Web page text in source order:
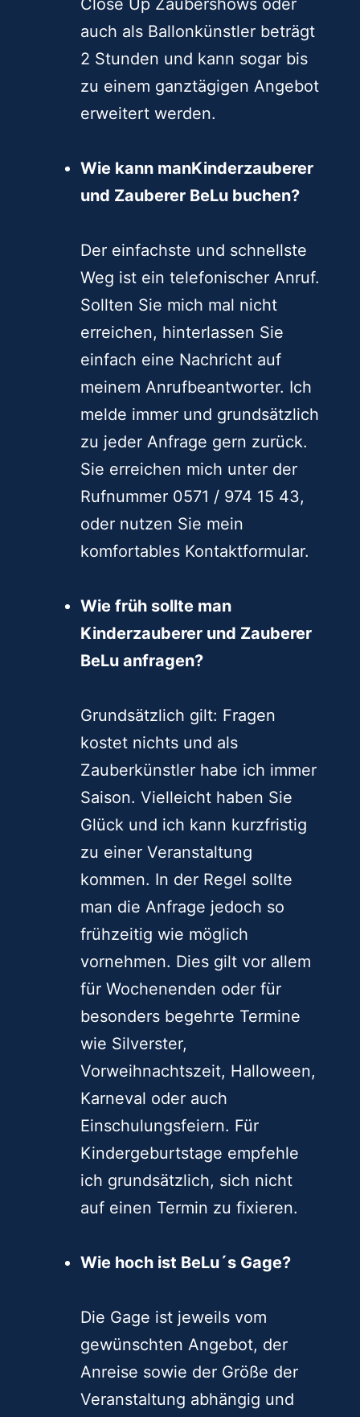
Close Up Zaubershows oder
auch als Ballonkünstler beträgt
2 Stunden und kann sogar bis
zu einem ganztägigen Angebot
erweitert werden.
Wie kann manKinderzauberer
und Zauberer BeLu buchen?
Der einfachste und schnellste
Weg ist ein telefonischer Anruf.
Sollten Sie mich mal nicht
erreichen, hinterlassen Sie
einfach eine Nachricht auf
meinem Anrufbeantworter. Ich
melde immer und grundsätzlich
zu jeder Anfrage gern zurück.
Sie erreichen mich unter der
Rufnummer 0571 / 974 15 43,
oder nutzen Sie mein
komfortables Kontaktformular.
Wie früh sollte man
Kinderzauberer und Zauberer
BeLu anfragen?
Grundsätzlich gilt: Fragen
kostet nichts und als
Zauberkünstler habe ich immer
Saison. Vielleicht haben Sie
Glück und ich kann kurzfristig
zu einer Veranstaltung
kommen. In der Regel sollte
man die Anfrage jedoch so
frühzeitig wie möglich
vornehmen. Dies gilt vor allem
für Wochenenden oder für
besonders begehrte Termine
wie Silverster,
Vorweihnachtszeit, Halloween,
Karneval oder auch
Einschulungsfeiern. Für
Kindergeburtstage empfehle
ich grundsätzlich, sich nicht
auf einen Termin zu fixieren.
Wie hoch ist BeLu´s Gage?
Die Gage ist jeweils vom
gewünschten Angebot, der
Anreise sowie der Größe der
Veranstaltung abhängig und